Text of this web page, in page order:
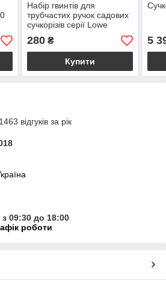
Набір гвинтів для
трубчастих ручок садових
сучкорізів серії Lowe
20,21,22,31 (20012)
280₴
Купити
5
відгуків за рік
09:30 до 18:00
роботи